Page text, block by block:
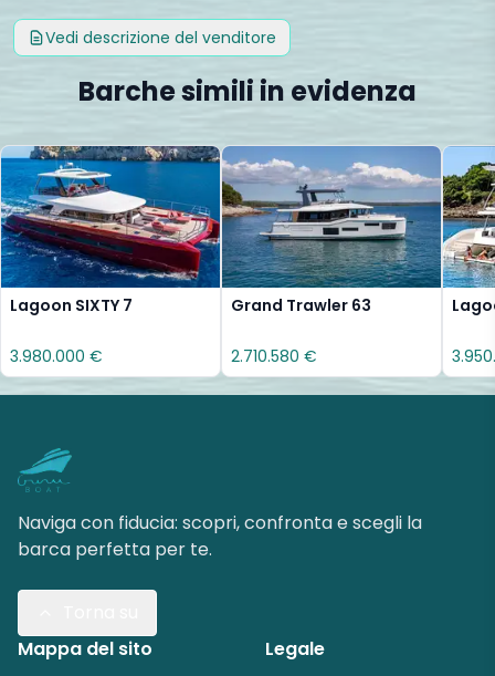
Vedi descrizione del venditore
Barche simili in evidenza
Lagoon SIXTY 7
3.980.000 €
Grand Trawler 63
2.710.580 €
Naviga con fiducia: scopri, confronta e scegli la
barca perfetta per te.
Mappa del sito
Legale